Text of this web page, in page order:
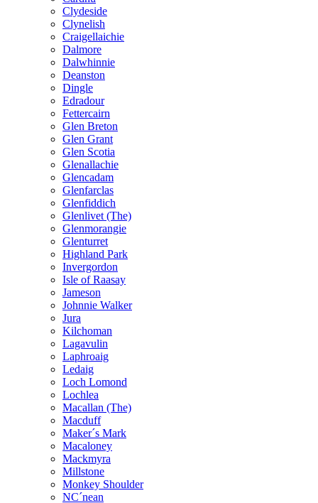
Clydeside
Clynelish
Craigellaichie
Dalmore
Dalwhinnie
Deanston
Dingle
Edradour
Fettercairn
Glen Breton
Glen Grant
Glen Scotia
Glenallachie
Glencadam
Glenfarclas
Glenfiddich
Glenlivet (The)
Glenmorangie
Glenturret
Highland Park
Invergordon
Isle of Raasay
Jameson
Johnnie Walker
Jura
Kilchoman
Lagavulin
Laphroaig
Ledaig
Loch Lomond
Lochlea
Macallan (The)
Macduff
Maker´s Mark
Macaloney
Mackmyra
Millstone
Monkey Shoulder
NC´nean